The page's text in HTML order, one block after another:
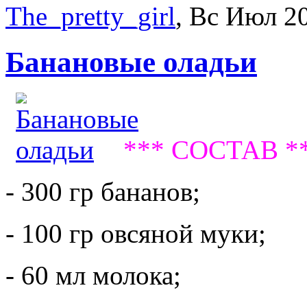
The_pretty_girl, Вс Июл
Банановые оладьи
*** СОСТАВ
- 300 гр бананов;
- 100 гр овсяной муки;
- 60 мл молока;